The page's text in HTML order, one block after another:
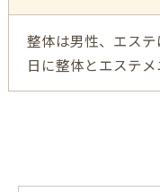
整体は男性、エス
日に整体とエステメ